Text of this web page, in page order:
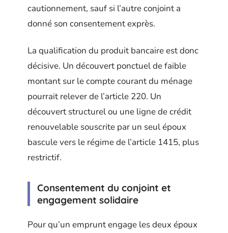
cautionnement, sauf si l’autre conjoint a
donné son consentement exprès.
La qualification du produit bancaire est donc
décisive. Un découvert ponctuel de faible
montant sur le compte courant du ménage
pourrait relever de l’article 220. Un
découvert structurel ou une ligne de crédit
renouvelable souscrite par un seul époux
bascule vers le régime de l’article 1415, plus
restrictif.
Consentement du conjoint et
engagement solidaire
Pour qu’un emprunt engage les deux époux